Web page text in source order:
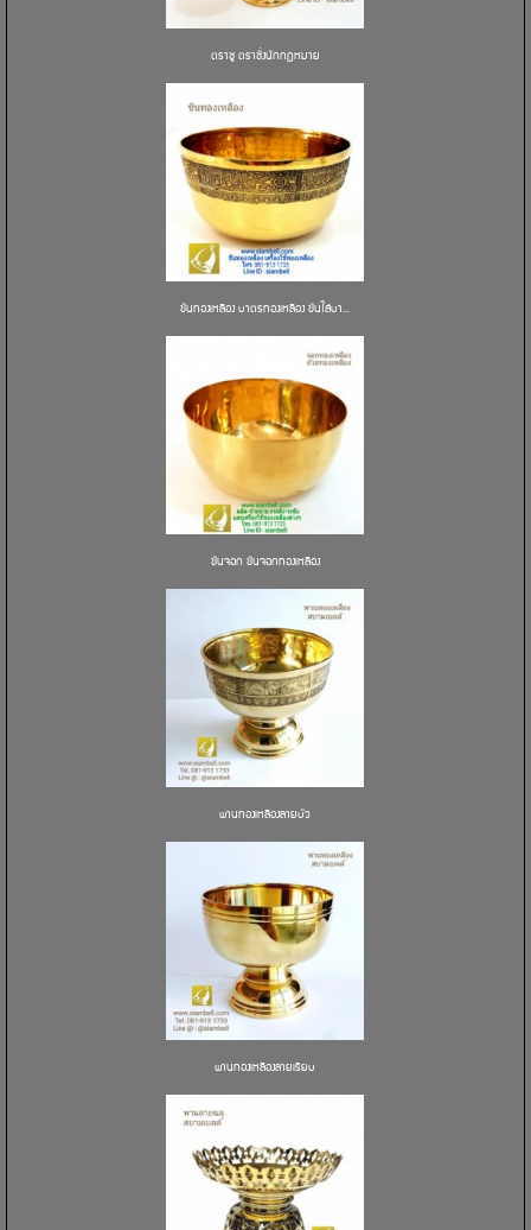
ตราชู ตราชั่งนักกฏหมาย
ขันทองเหลือง บาตรทองเหลือง ขันใส่บา...
ขันจอก ขันจอกทองเหลือง
พานทองเหลืองลายบัว
พานทองเหลืองลายเรียบ